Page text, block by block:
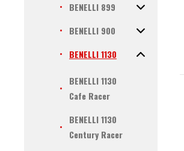
BENELLI 899
BENELLI 900
BENELLI 1130
BENELLI 1130
Cafe Racer
BENELLI 1130
Century Racer